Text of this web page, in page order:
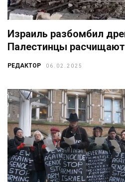
Израиль разбомбил
Палестинцы
РЕДАКТОР 06.02.2025